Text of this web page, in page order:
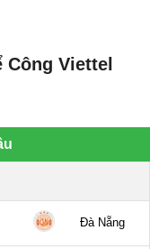
Viettel